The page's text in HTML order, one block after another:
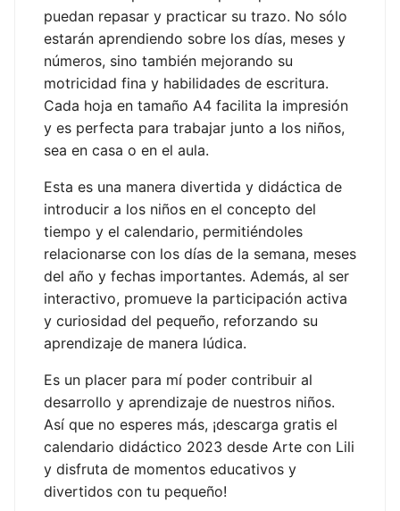
puedan repasar y practicar su trazo. No sólo
estarán aprendiendo sobre los días, meses y
números, sino también mejorando su
motricidad fina y habilidades de escritura.
Cada hoja en tamaño A4 facilita la impresión
y es perfecta para trabajar junto a los niños,
sea en casa o en el aula.
Esta es una manera divertida y didáctica de
introducir a los niños en el concepto del
tiempo y el calendario, permitiéndoles
relacionarse con los días de la semana, meses
del año y fechas importantes. Además, al ser
interactivo, promueve la participación activa
y curiosidad del pequeño, reforzando su
aprendizaje de manera lúdica.
Es un placer para mí poder contribuir al
desarrollo y aprendizaje de nuestros niños.
Así que no esperes más, ¡descarga gratis el
calendario didáctico 2023 desde Arte con Lili
y disfruta de momentos educativos y
divertidos con tu pequeño!